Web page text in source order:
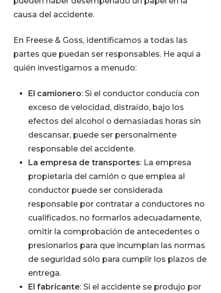
causa del accidente.
En Freese & Goss, identificamos a todas las
partes que puedan ser responsables. He aquí a
quién investigamos a menudo:
El camionero: Si el conductor conducía con
exceso de velocidad, distraído, bajo los
efectos del alcohol o demasiadas horas sin
descansar, puede ser personalmente
responsable del accidente.
La empresa de transportes: La empresa
propietaria del camión o que emplea al
conductor puede ser considerada
responsable por contratar a conductores no
cualificados, no formarlos adecuadamente,
omitir la comprobación de antecedentes o
presionarlos para que incumplan las normas
de seguridad sólo para cumplir los plazos de
entrega.
El fabricante: Si el accidente se produjo por